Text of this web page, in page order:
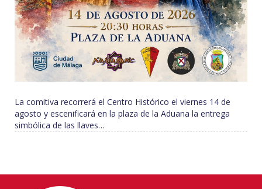
La comitiva recorrerá el Centro Histórico el viernes 14 de
agosto y escenificará en la plaza de la Aduana la entrega
simbólica de las llaves…